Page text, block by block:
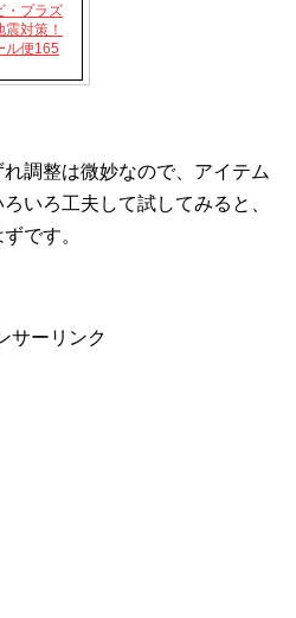
・プラズ
対策！
ル便165
調整は微妙なので、アイテム
いろ工夫して試してみると、
です。
サーリンク